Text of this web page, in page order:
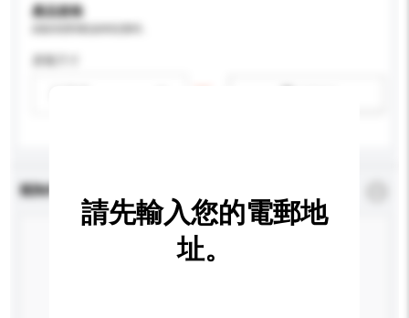
產品規格
查詢內容
請先輸入您的電郵地
址。